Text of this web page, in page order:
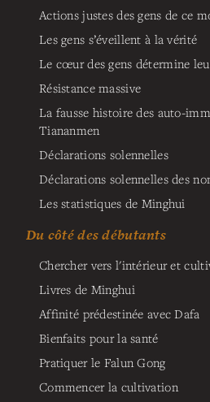
Actions justes des gens de ce
Les gens s’éveillent à la vérité
Le cœur des gens détermine
Résistance massive
La fausse histoire des auto-
Tiananmen
Déclarations solennelles
Déclarations solennelles des
Les statistiques de Minghui
Du côté des débutants
Chercher vers l'intérieur et
Livres de Minghui
Affinité prédestinée avec Dafa
Bienfaits pour la santé
Pratiquer le Falun Gong
Commencer la cultivation